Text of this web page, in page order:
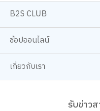
B2S CLUB
ช้อปออนไลน์
เกี่ยวกับเรา